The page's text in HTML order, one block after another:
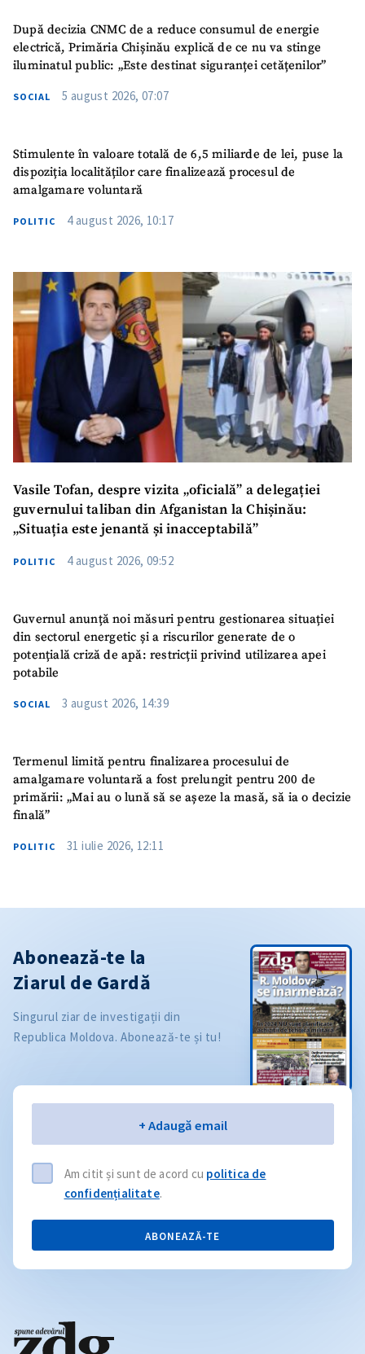
După decizia CNMC de a reduce consumul de energie
electrică, Primăria Chișinău explică de ce nu va stinge
iluminatul public: „Este destinat siguranței cetățenilor”
SOCIAL 5 august 2026, 07:07
Stimulente în valoare totală de 6,5 miliarde de lei, puse la
dispoziția localităților care finalizează procesul de
amalgamare voluntară
POLITIC 4 august 2026, 10:17
Vasile Tofan, despre vizita „oficială” a delegației
guvernului taliban din Afganistan la Chișinău:
„Situația este jenantă și inacceptabilă”
POLITIC 4 august 2026, 09:52
Guvernul anunță noi măsuri pentru gestionarea situației
din sectorul energetic și a riscurilor generate de o
potențială criză de apă: restricții privind utilizarea apei
potabile
SOCIAL 3 august 2026, 14:39
Termenul limită pentru finalizarea procesului de
amalgamare voluntară a fost prelungit pentru 200 de
primării: „Mai au o lună să se așeze la masă, să ia o decizie
finală”
POLITIC 31 iulie 2026, 12:11
Abonează-te la
Ziarul de Gardă
Singurul ziar de investigații din
Republica Moldova. Abonează-te și tu!
+ Adaugă email
Am citit și sunt de acord cu politica de
confidențialitate.
ABONEAZĂ-TE